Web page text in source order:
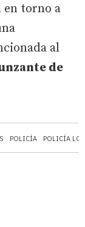
POLICÍA POLICÍA
en torno a
al
de